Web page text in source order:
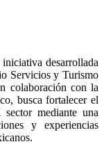
desarrollada
Servicios y Turismo
con la
busca fortalecer el
mediante una
y experiencias